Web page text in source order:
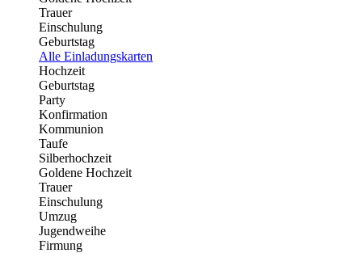
Trauer
Einschulung
Geburtstag
Alle Einladungskarten
Hochzeit
Geburtstag
Party
Konfirmation
Kommunion
Taufe
Silberhochzeit
Goldene Hochzeit
Trauer
Einschulung
Umzug
Jugendweihe
Firmung